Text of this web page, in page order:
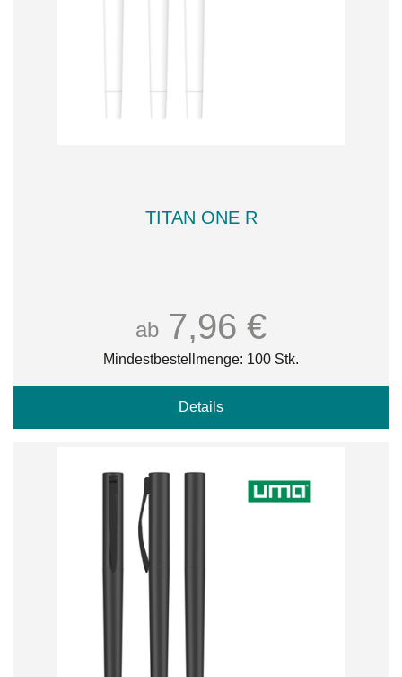
TITAN ONE R
ab 7,96 €
Mindestbestellmenge: 100 Stk.
Details